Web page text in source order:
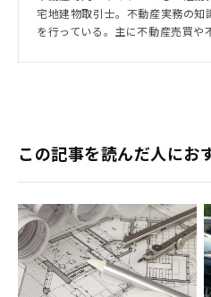
宅地建物取引士。不動産実務の
を行っている。主に不動産売買や
この記事を読んだ人にお